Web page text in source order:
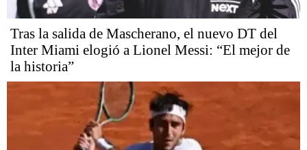
Tras la salida de Mascherano, el nuevo DT del
Inter Miami elogió a Lionel Messi: “El mejor de
la historia”